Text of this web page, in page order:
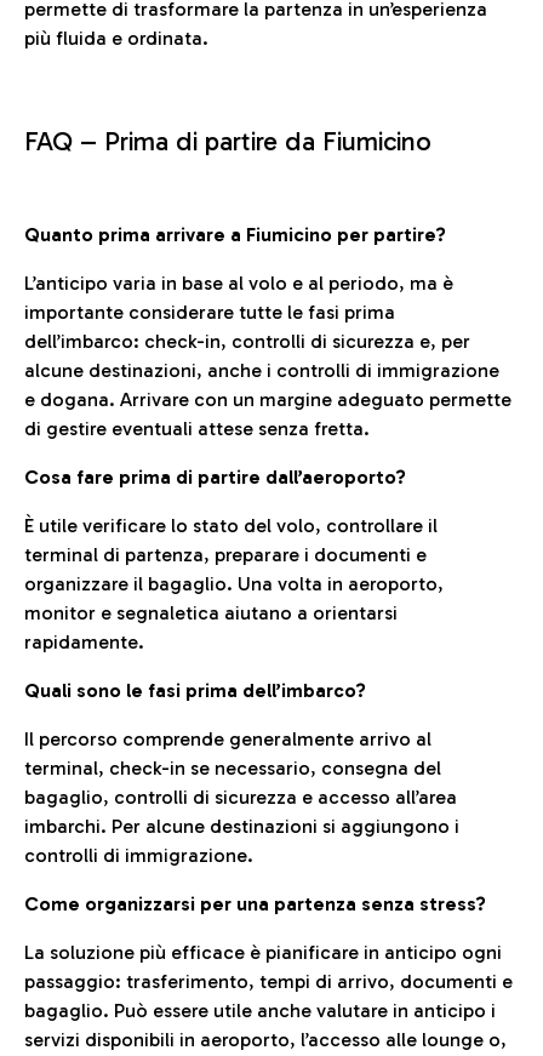
permette di trasformare la partenza in un’esperienza
più fluida e ordinata.
FAQ – Prima di partire da Fiumicino
Quanto prima arrivare a Fiumicino per partire?
L’anticipo varia in base al volo e al periodo, ma è
importante considerare tutte le fasi prima
dell’imbarco: check-in, controlli di sicurezza e, per
alcune destinazioni, anche i controlli di immigrazione
e dogana. Arrivare con un margine adeguato permette
di gestire eventuali attese senza fretta.
Cosa fare prima di partire dall’aeroporto?
È utile verificare lo stato del volo, controllare il
terminal di partenza, preparare i documenti e
organizzare il bagaglio. Una volta in aeroporto,
monitor e segnaletica aiutano a orientarsi
rapidamente.
Quali sono le fasi prima dell’imbarco?
Il percorso comprende generalmente arrivo al
terminal, check-in se necessario, consegna del
bagaglio, controlli di sicurezza e accesso all’area
imbarchi. Per alcune destinazioni si aggiungono i
controlli di immigrazione.
Come organizzarsi per una partenza senza stress?
La soluzione più efficace è pianificare in anticipo ogni
passaggio: trasferimento, tempi di arrivo, documenti e
bagaglio. Può essere utile anche valutare in anticipo i
servizi disponibili in aeroporto, l’accesso alle lounge o,